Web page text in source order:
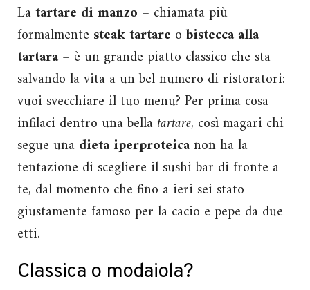
Latartare di manzo – chiamata più
formalmente steak tartare obistecca alla
tartara – è un grande piatto classico che sta
salvando la vita a un bel numero di ristoratori:
vuoi svecchiare il tuo menu? Per prima cosa
infilaci dentro una bella tartare, così magari chi
segue una dieta iperproteicanon ha la
tentazione di scegliere il sushi bar di fronte a
te, dal momento che fino a ieri sei stato
giustamente famoso per la cacio e pepe da due
etti.
Classica o modaiola?